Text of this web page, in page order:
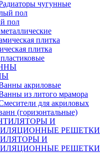
чугунные
пол
плитка
акриловые
из литого мрамора
для акриловых
(горизонтальные)
И
РЕШЕТКИ